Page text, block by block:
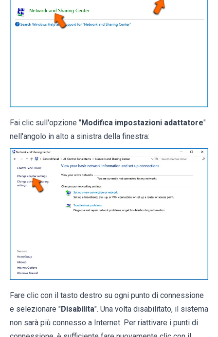
Fai clic sull'opzione "Modifica impostazioni adattatore"
nell'angolo in alto a sinistra della finestra:
Fare clic con il tasto destro su ogni punto di connessione
e selezionare "Disabilita". Una volta disabilitato, il sistema
non sarà più connesso a Internet. Per riattivare i punti di